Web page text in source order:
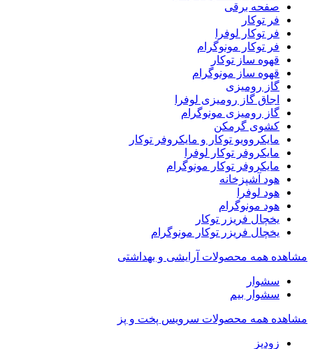
صفحه برقی
فر توکار
فر توکار لوفرا
فر توکار مونوگرام
قهوه ساز توکار
قهوه ساز مونوگرام
گاز رومیزی
اجاق گاز رومیزی لوفرا
گاز رومیزی مونوگرام
کشوی گرمکن
مایکروویو توکار و مایکروفر توکار
مایکروفر توکار لوفرا
مایکروفر توکار مونوگرام
هود آشپزخانه
هود لوفرا
هود مونوگرام
یخچال فریزر توکار
یخچال فریزر توکار مونوگرام
مشاهده همه محصولات آرایشی و بهداشتی
سشوار
سشوار بیم
مشاهده همه محصولات سرویس پخت و پز
زودپز